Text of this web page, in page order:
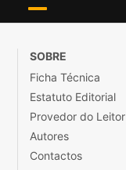
SOBRE
Ficha Técnica
Estatuto Editorial
Provedor do Leitor
Autores
Contactos